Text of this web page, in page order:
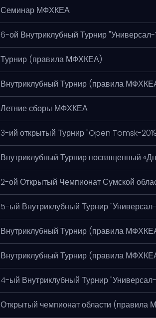
Семинар МФХКЕА
6-ой Внутриклубный Турнир
Турнир (правила МФХКЕА)
Внутриклубный Турнир (правила
Летние сборы МФХКЕА
3-ий открытый Турнир "Open Tomsk-
Внутриклубный Турнир посвященный
2-ой Открытый Чемпионат Сумской
5-ый Внутриклубный Турнир
Внутриклубный Турнир (правила
Внутриклубный Турнир (правила
4-ый Внутриклубный Турнир
Открытый чемпионат области (правила